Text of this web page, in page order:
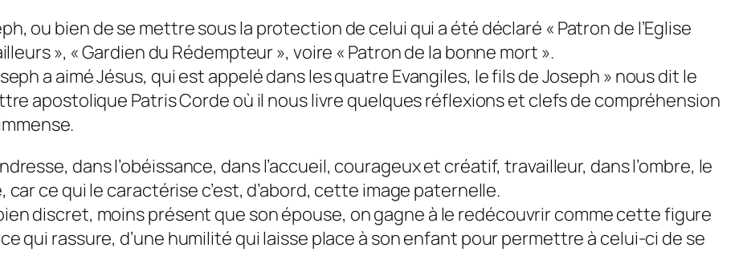
ou bien de se mettre sous la protection de celui qui a été déclaré « Patron de l’Eglise
», « Gardien du Rédempteur », voire « Patron de la bonne mort ».
a aimé Jésus, qui est appelé dans les quatre Evangiles, le fils de Joseph » nous dit le
apostolique Patris Corde où il nous livre quelques réflexions et clefs de compréhension
dans l’obéissance, dans l’accueil, courageux et créatif, travailleur, dans l’ombre, le
ce qui le caractérise c’est, d’abord, cette image paternelle.
discret, moins présent que son épouse, on gagne à le redécouvrir comme cette figure
qui rassure, d’une humilité qui laisse place à son enfant pour permettre à celui-ci de se